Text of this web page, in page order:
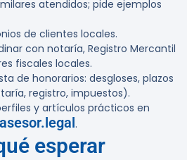
atendidos; pide ejemplos
de clientes locales.
con notaría, Registro Mercantil
fiscales locales.
de honorarios: desgloses, plazos
registro, impuestos).
y artículos prácticos en
.
esperar